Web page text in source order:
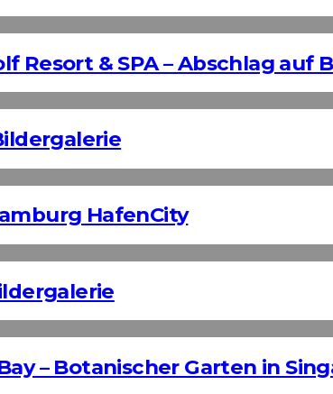
Resort & SPA – Abschlag auf
HafenCity
– Botanischer Garten in